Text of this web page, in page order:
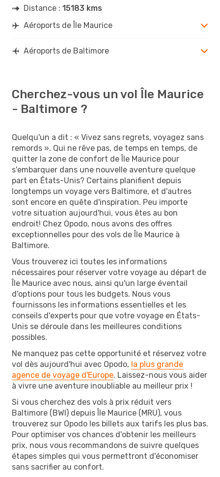
Distance : 15183 kms
Aéroports de Île Maurice
Aéroports de Baltimore
Cherchez-vous un vol Île Maurice
- Baltimore ?
Quelqu'un a dit : « Vivez sans regrets, voyagez sans
remords ». Qui ne rêve pas, de temps en temps, de
quitter la zone de confort de Île Maurice pour
s'embarquer dans une nouvelle aventure quelque
part en États-Unis? Certains planifient depuis
longtemps un voyage vers Baltimore, et d'autres
sont encore en quête d'inspiration. Peu importe
votre situation aujourd'hui, vous êtes au bon
endroit! Chez Opodo, nous avons des offres
exceptionnelles pour des vols de Île Maurice à
Baltimore.
Vous trouverez ici toutes les informations
nécessaires pour réserver votre voyage au départ de
Île Maurice avec nous, ainsi qu'un large éventail
d'options pour tous les budgets. Nous vous
fournissons les informations essentielles et les
conseils d'experts pour que votre voyage en États-
Unis se déroule dans les meilleures conditions
possibles.
Ne manquez pas cette opportunité et réservez votre
vol dès aujourd'hui avec Opodo, la plus grande
agence de voyage d'Europe. Laissez-nous vous aider
à vivre une aventure inoubliable au meilleur prix !
Si vous cherchez des vols à prix réduit vers
Baltimore (BWI) depuis Île Maurice (MRU), vous
trouverez sur Opodo les billets aux tarifs les plus bas.
Pour optimiser vos chances d'obtenir les meilleurs
prix, nous vous recommandons de suivre quelques
étapes simples qui vous permettront d'économiser
sans sacrifier au confort.